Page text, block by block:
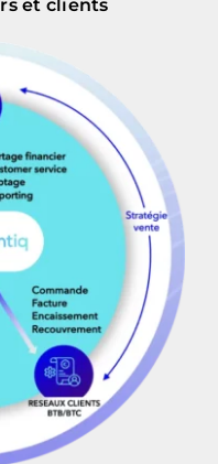
et clients